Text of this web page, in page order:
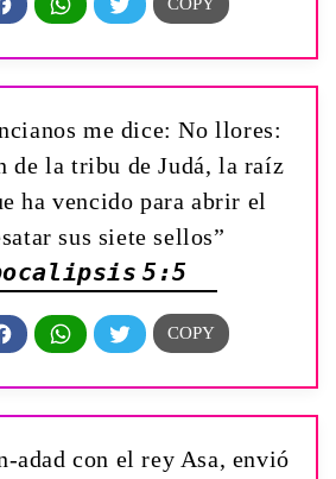
me dice: No llores:
de la tribu de Judá, la raíz
ha vencido para abrir el
sus siete sellos”
5:5
adad con el rey Asa, envió